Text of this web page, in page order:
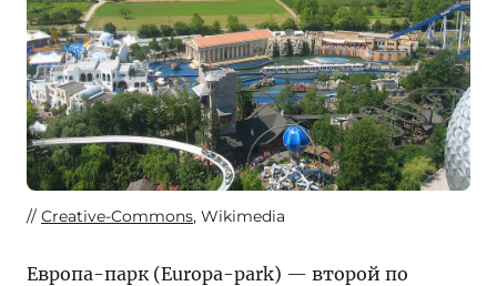
Creative-Commons, Wikimedia
Европа-парк (Europa-park) — второй по